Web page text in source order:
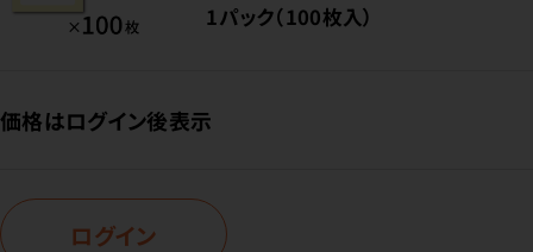
1パック（100枚入）
価格はログイン後表示
ログイン